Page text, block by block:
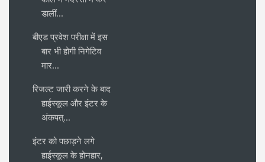
डालीं...
बीएड प्रवेश परीक्षा में इस
बार भी होगी निगेटिव
मार...
रिजल्ट जारी करने के बाद
हाईस्कूल और इंटर के
अंकपत्...
इंटर को पछाड़ने लगे
हाईस्कूल के होनहार,